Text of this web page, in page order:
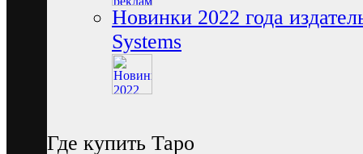
Новинки 2022 года
Systems
Где купить Таро